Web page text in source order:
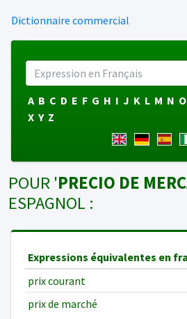
Dictionnaire commercial
A B C D E F G H I J K L M N O
X Y Z
POUR 'PRECIO DE
ESPAGNOL :
Expressions équivalentes en
prix courant
prix de marché